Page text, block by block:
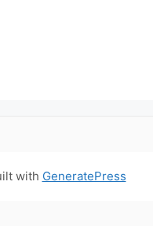
with GeneratePress